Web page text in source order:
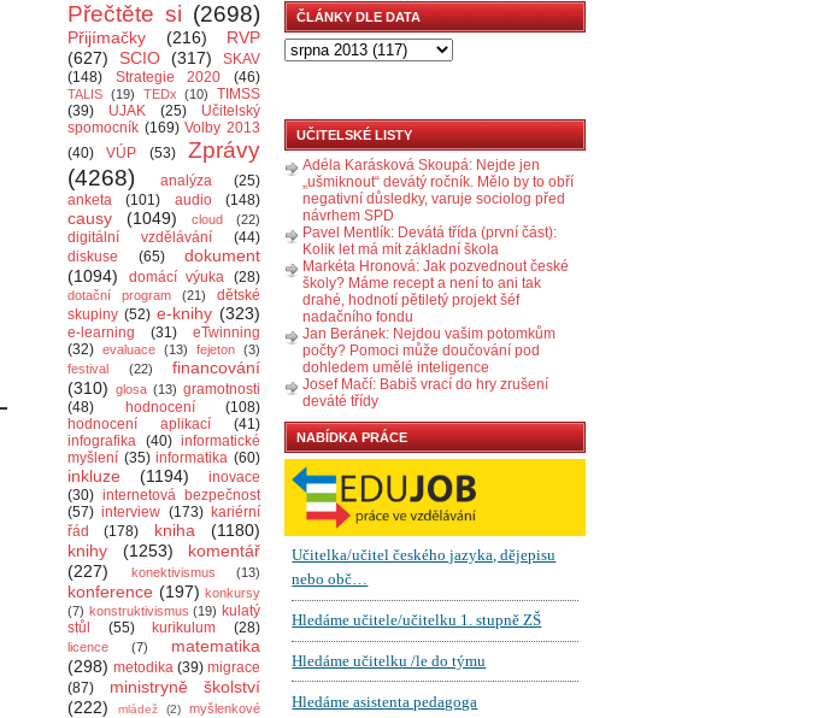
Přečtěte si (2698)
Přijímačky (216)
RVP
(627)
SCIO (317)
SKAV
(148)
Strategie 2020 (46)
TALIS (19) TEDx (10)
TIMSS
(39)
UJAK (25)
Učitelský
spomocník (169) Volby 2013
(40)
VÚP (53)
Zprávy
(4268)
analýza
(25)
anketa
(101) audio (148)
causy (1049) cloud (22)
digitální vzdělávání
(44)
diskuse
(65)
dokument
(1094)
domácí výuka (28)
dotační program (21)
dětské
skupiny (52) e-knihy (323)
e-learning (31)
eTwinning
(32) evaluace (13) fejeton (3)
festival
(22)
financování
(310) glosa (13) gramotnosti
(48)
hodnocení
(108)
hodnocení aplikací
(41)
infografika (40) informatické
myšlení (35) informatika (60)
inkluze (1194)
inovace
(30) internetová bezpečnost
(57) interview (173) kariérní
řád
(178) kniha
(1180)
knihy
(1253)
komentář
(227)
konektivismus (13)
konference (197) konkursy
(7) konstruktivismus (19) kulatý
stůl
(55) kurikulum (28)
licence (7)
matematika
(298) metodika (39) migrace
(87)
ministryně školství
(222)
mládež (2)
myšlenkové
ČLÁNKY DLE DATA
UČITELSKÉ LISTY
Adéla Karásková Skoupá: Nejde jen
„ušmiknout“ devátý ročník. Mělo by to obří
negativní důsledky, varuje sociolog před
návrhem SPD
Pavel Mentlík: Devátá třída (první část):
Kolik let má mít základní škola
Markéta Hronová: Jak pozvednout české
školy? Máme recept a není to ani tak
drahé, hodnotí pětiletý projekt šéf
nadačního fondu
Jan Beránek: Nejdou vašim potomkům
počty? Pomoci může doučování pod
dohledem umělé inteligence
Josef Mačí: Babiš vrací do hry zrušení
deváté třídy
NABÍDKA PRÁCE